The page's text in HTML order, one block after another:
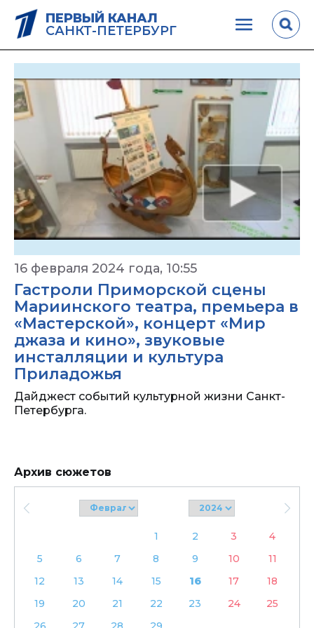
ПЕРВЫЙ КАНАЛ
САНКТ-ПЕТЕРБУРГ
16 февраля 2024 года, 10:55
Гастроли Приморской сцены
Мариинского театра, премьера в
«Мастерской», концерт «Мир
джаза и кино», звуковые
инсталляции и культура
Приладожья
Дайджест событий культурной жизни Санкт-
Петербурга.
Архив сюжетов
1 2 3
4
5
6 7 8 9 10
11
12
13 14 15 16 17
18
19
20 21 22 23 24
25